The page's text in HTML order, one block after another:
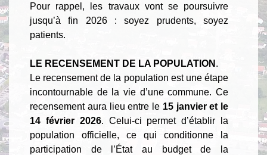
Pour rappel, les travaux vont se poursuivre
jusqu’à fin 2026 : soyez prudents, soyez
patients.
LE RECENSEMENT DE LA POPULATION .
Le recensement de la population est une étape
incontournable de la vie d’une commune. Ce
recensement aura lieu entre le 15 janvier et le
14 février 2026. Celui-ci permet d’établir la
population officielle, ce qui conditionne la
participation de l’État au budget de la